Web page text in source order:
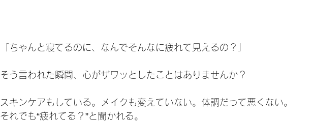
「ちゃんと寝てるのに、なんでそんなに疲れて見えるの？」
そう言われた瞬間、心がザワッとしたことはありませんか？
スキンケアもしている。メイクも変えていない。体調だって悪くない。
それでも“疲れてる？”と聞かれる。